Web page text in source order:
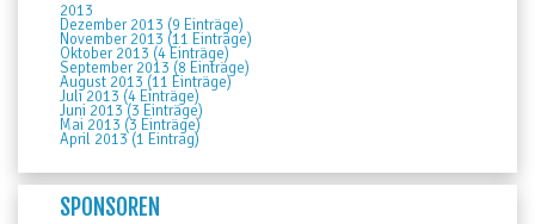
2013
Dezember 2013 (9 Einträge)
November 2013 (11 Einträge)
Oktober 2013 (4 Einträge)
September 2013 (8 Einträge)
August 2013 (11 Einträge)
Juli 2013 (4 Einträge)
Juni 2013 (3 Einträge)
Mai 2013 (3 Einträge)
April 2013 (1 Eintrag)
SPONSOREN